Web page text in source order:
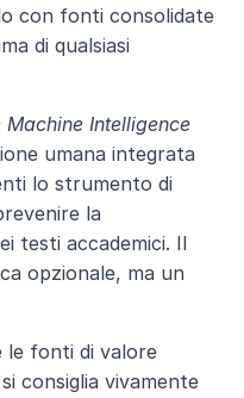
con fonti consolidate
di qualsiasi
Machine Intelligence
umana integrata
lo strumento di
la
testi accademici. Il
opzionale, ma un
le fonti di valore
consiglia vivamente